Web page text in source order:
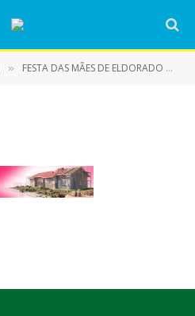
» FESTA DAS MÃES DE ELDORADO DO CARAJÁS – 2026